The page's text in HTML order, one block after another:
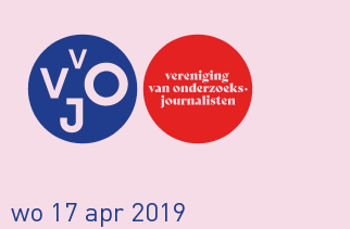
wo 17 apr 2019